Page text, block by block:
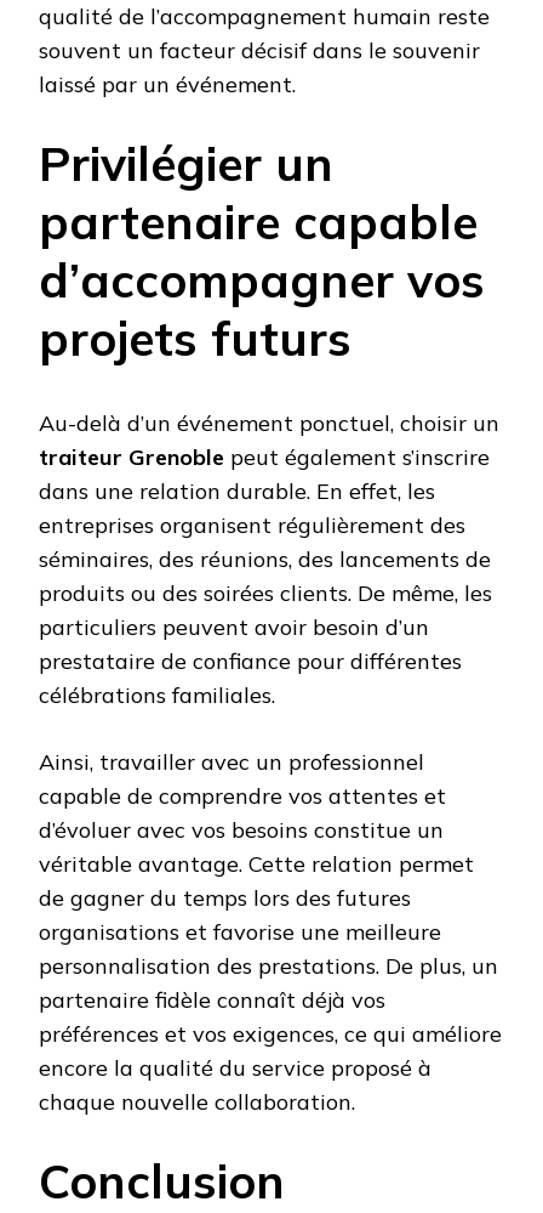
qualité de l’accompagnement humain reste
souvent un facteur décisif dans le souvenir
laissé par un événement.
Privilégier un
partenaire capable
d’accompagner vos
projets futurs
Au-delà d’un événement ponctuel, choisir un
traiteur Grenoble peut également s’inscrire
dans une relation durable. En effet, les
entreprises organisent régulièrement des
séminaires, des réunions, des lancements de
produits ou des soirées clients. De même, les
particuliers peuvent avoir besoin d’un
prestataire de confiance pour différentes
célébrations familiales.
Ainsi, travailler avec un professionnel
capable de comprendre vos attentes et
d’évoluer avec vos besoins constitue un
véritable avantage. Cette relation permet
de gagner du temps lors des futures
organisations et favorise une meilleure
personnalisation des prestations. De plus, un
partenaire fidèle connaît déjà vos
préférences et vos exigences, ce qui améliore
encore la qualité du service proposé à
chaque nouvelle collaboration.
Conclusion